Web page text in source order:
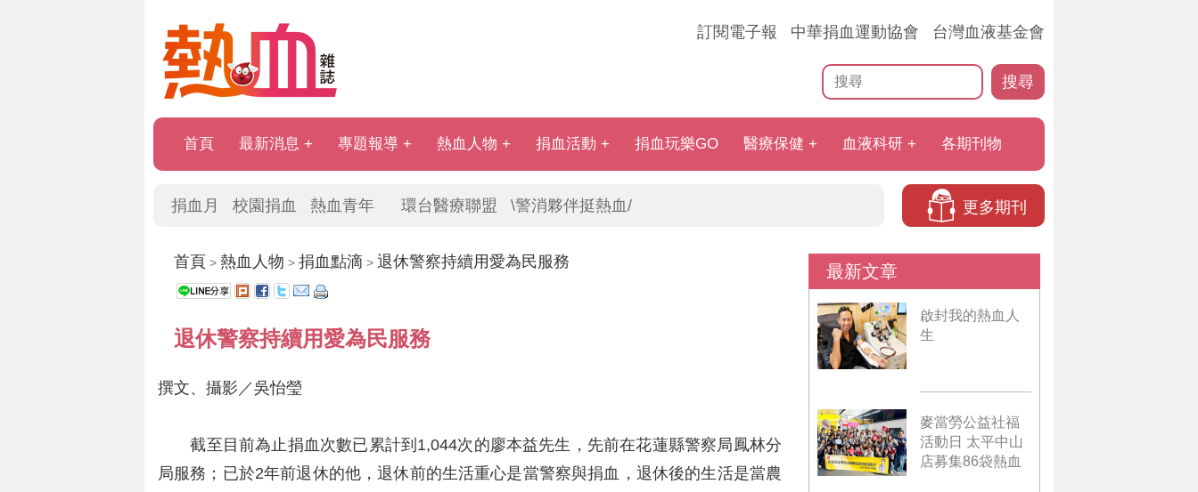
訂閱電子報 中華捐血運動協會 台灣血液基金會
搜尋
首頁 最新消息 專題報導 熱血人物 捐血活動 捐血玩樂GO 醫療保健 血液科研 各期刊物
捐血月 校園捐血 熱血青年 環台醫療聯盟 \警消夥伴挺熱血/ 更多期刊
首頁 > 熱血人物 > 捐血點滴 > 退休警察持續用愛為民服務
退休警察持續用愛為民服務
撰文、攝影／吳怡瑩
截至目前為止捐血次數已累計到1,044次的廖本益先生，先前在花蓮縣警察局鳳林分
局服務；已於2年前退休的他，退休前的生活重心是當警察與捐血，退休後的生活是當農
最新文章
啟封我的熱血人
生
麥當勞公益社福
活動日 太平中山
店募集86袋熱血